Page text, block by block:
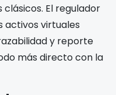
El regulador
activos virtuales
y reporte
más directo con la